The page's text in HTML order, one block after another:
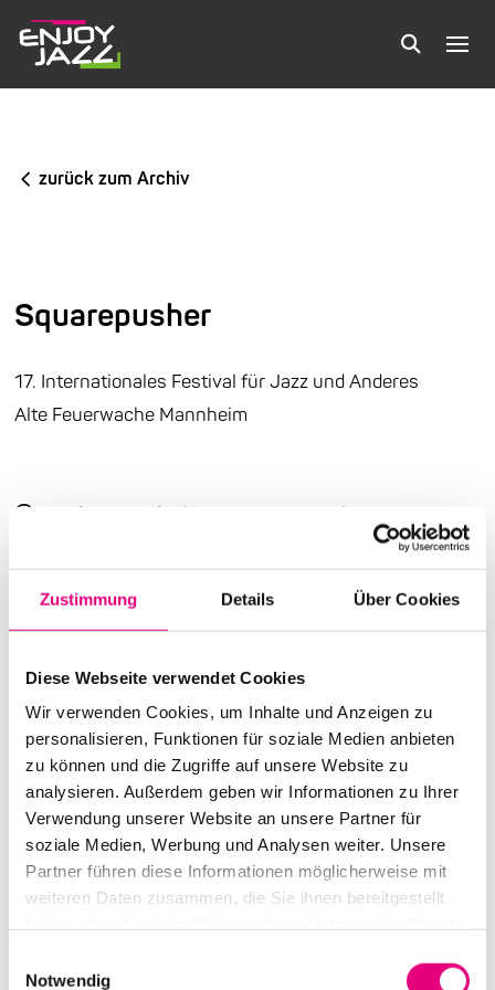
Zustimmung Details Über Cookies
Diese Webseite verwendet Cookies
Wir verwenden Cookies, um Inhalte und Anzeigen zu
personalisieren, Funktionen für soziale Medien anbieten
zu können und die Zugriffe auf unsere Website zu
analysieren. Außerdem geben wir Informationen zu Ihrer
Verwendung unserer Website an unsere Partner für
soziale Medien, Werbung und Analysen weiter. Unsere
Partner führen diese Informationen möglicherweise mit
weiteren Daten zusammen, die Sie ihnen bereitgestellt
Notwendig
zurück zum Archiv
Squarepusher
17. Internationales Festival für Jazz und Anderes
Alte Feuerwache Mannheim
Beginn:
16. Oktober 2015 - 21:00 Uhr
Ende:17. Oktober 2015 - 20:00 Uhr
Thomas Jenkinson : electronics, visuals, b
Sonia Güttler : electronics
VVK Preis:27€
Abendkasse:32€
Nationalität:England
Event Serie:
Enjoy Jazz Tunneleffekt - Something